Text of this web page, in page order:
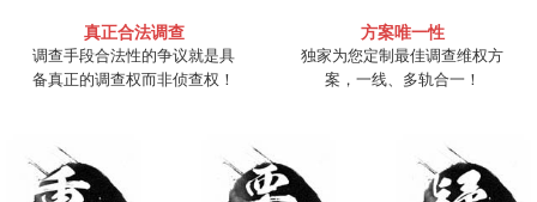
真正合法调查
调查手段合法性的争议就是具
备真正的调查权而非侦查权！
方案唯一性
独家为您定制最佳调查维权方
案，一线、多轨合一！